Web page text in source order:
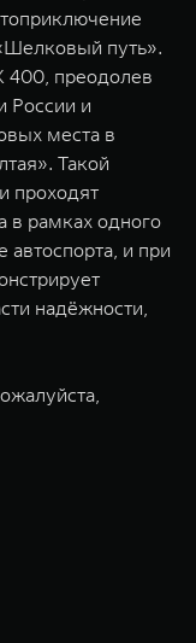
путь».
400, преодолев
России и
места в
Такой
проходят
в рамках одного
и при
надёжности,